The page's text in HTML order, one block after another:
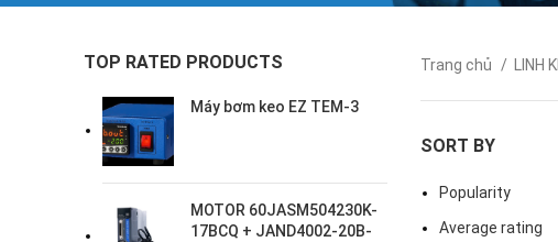
TOP RATED PRODUCTS
Máy bơm keo EZ TEM-3
MOTOR 60JASM504230K-
17BCQ + JAND4002-20B-
Trang chủ LINH
SORT BY
Popularity
Average rating